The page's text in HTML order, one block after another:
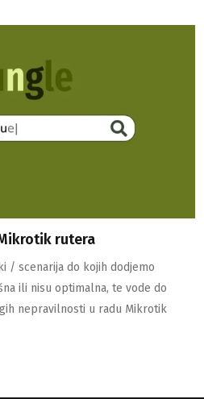
rutera
/ scenarija do kojih dodjemo
ili nisu optimalna, te vode do
nepravilnosti u radu Mikrotik